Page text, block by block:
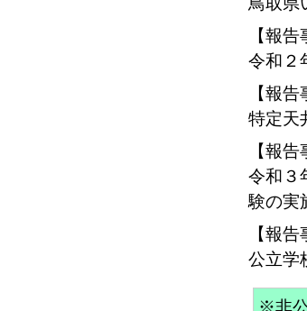
【報
令和２
【報
特定天
【報
令和３
験の実
【報
公立学
※非